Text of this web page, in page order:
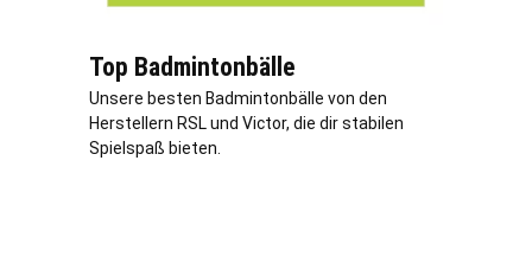
Top Badmintonbälle
Unsere besten Badmintonbälle von den
Herstellern RSL und Victor, die dir stabilen
Spielspaß bieten.